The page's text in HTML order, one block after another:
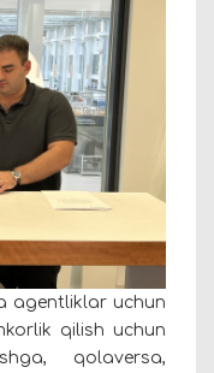
agentliklar uchun
qilish uchun
qolaversa,